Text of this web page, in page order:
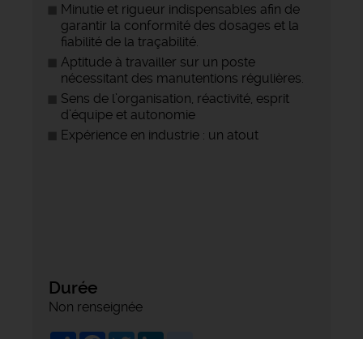
Minutie et rigueur indispensables afin de
garantir la conformité des dosages et la
fiabilité de la traçabilité.
Aptitude à travailler sur un poste
nécessitant des manutentions régulières.
Sens de l’organisation, réactivité, esprit
d’équipe et autonomie
Expérience en industrie : un atout
Durée
Non renseignée